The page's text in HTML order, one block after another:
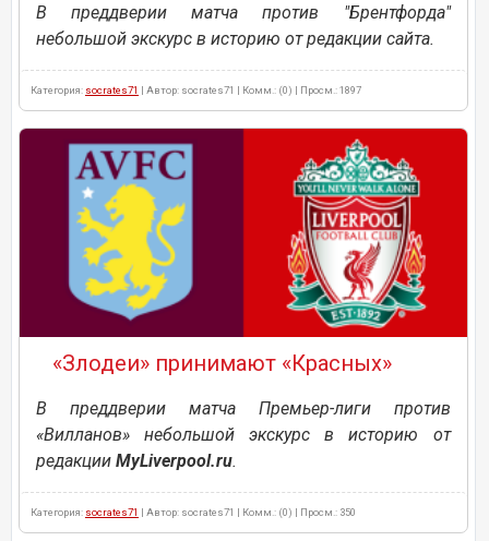
В преддверии матча против "Брентфорда"
небольшой экскурс в историю от редакции сайта.
Категория: socrates71 | Автор: socrates71 | Комм.: (0) | Просм.: 1897
«Злодеи» принимают «Красных»
В преддверии матча Премьер-лиги против
«Вилланов» небольшой экскурс в историю от
редакции MyLiverpool.ru.
Категория: socrates71 | Автор: socrates71 | Комм.: (0) | Просм.: 350